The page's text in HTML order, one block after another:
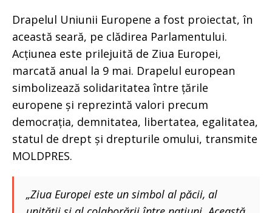
Drapelul Uniunii Europene a fost proiectat, în
această seară, pe clădirea Parlamentului.
Acțiunea este prilejuită de Ziua Europei,
marcată anual la 9 mai. Drapelul european
simbolizează solidaritatea între țările
europene și reprezintă valori precum
democrația, demnitatea, libertatea, egalitatea,
statul de drept și drepturile omului, transmite
MOLDPRES.
„Ziua Europei este un simbol al păcii, al